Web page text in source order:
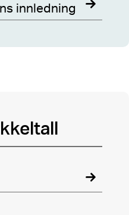
innledning